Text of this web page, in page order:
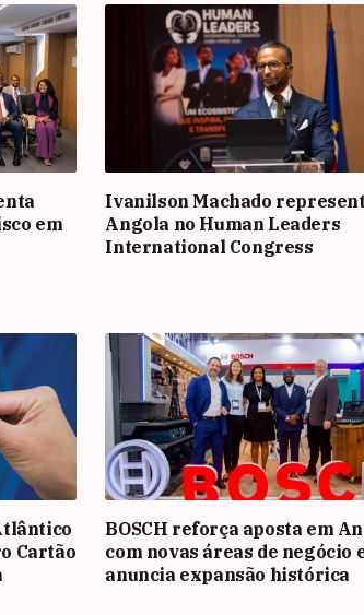
em
Ivanilson Machado
Angola no Human Leaders
International Congress
Cartão
BOSCH reforça aposta em
com novas áreas de negócio
anuncia expansão histórica